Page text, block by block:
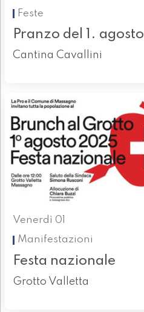
Feste
Pranzo del 1. agosto
Cantina Cavallini
Venerdì 01
Manifestazioni
Festa nazionale
Grotto Valletta